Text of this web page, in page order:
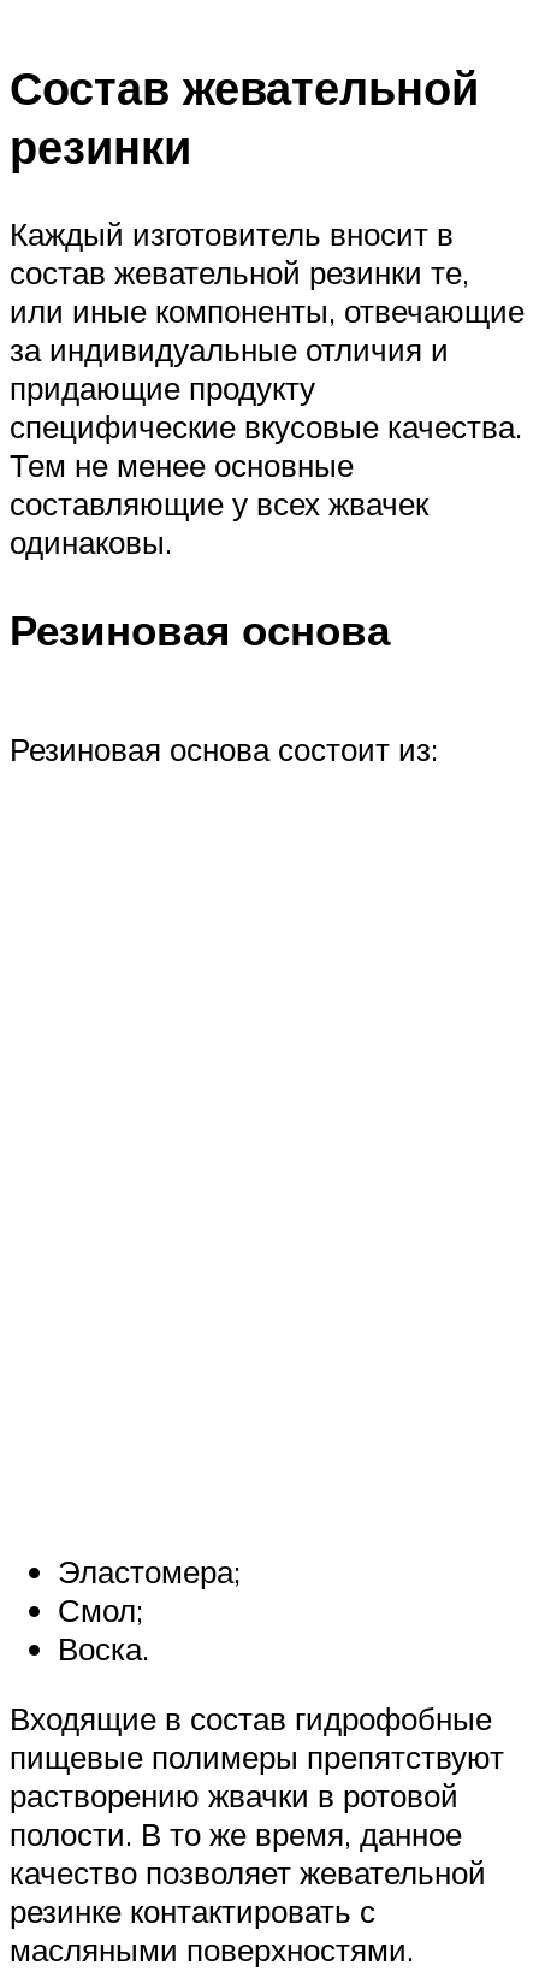
Состав жевательной
резинки
Каждый изготовитель вносит в
состав жевательной резинки те,
или иные компоненты, отвечающие
за индивидуальные отличия и
придающие продукту
специфические вкусовые качества.
Тем не менее основные
составляющие у всех жвачек
одинаковы.
Резиновая основа
Резиновая основа состоит из:
Эластомера;
Смол;
Воска.
Входящие в состав гидрофобные
пищевые полимеры препятствуют
растворению жвачки в ротовой
полости. В то же время, данное
качество позволяет жевательной
резинке контактировать с
масляными поверхностями.